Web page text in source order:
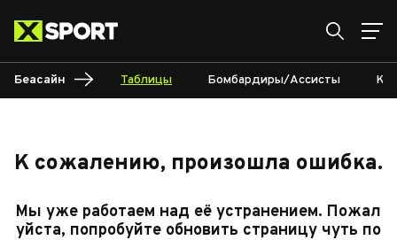
Беасайн Таблицы Бомбардиры/Ассисты
К сожалению, произошла ошибка.
Мы уже работаем над её устранением. Пожал
уйста, попробуйте обновить страницу чуть по